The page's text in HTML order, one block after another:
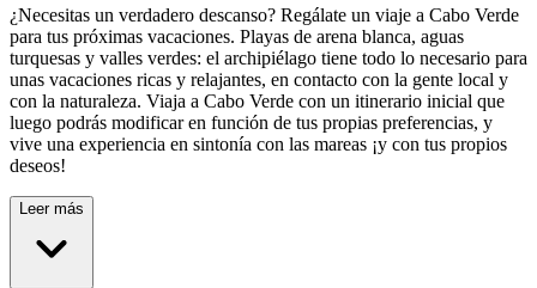
¿Necesitas un verdadero descanso? Regálate un viaje a Cabo Verde
para tus próximas vacaciones. Playas de arena blanca, aguas
turquesas y valles verdes: el archipiélago tiene todo lo necesario para
unas vacaciones ricas y relajantes, en contacto con la gente local y
con la naturaleza. Viaja a Cabo Verde con un itinerario inicial que
luego podrás modificar en función de tus propias preferencias, y
vive una experiencia en sintonía con las mareas ¡y con tus propios
deseos!
Leer más